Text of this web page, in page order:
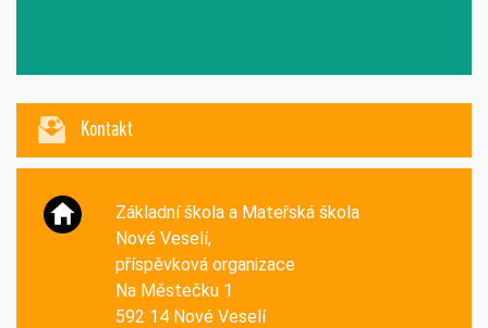
Kontakt
Základní škola a Mateřská škola
Nové Veselí,
příspěvková organizace
Na Městečku 1
592 14 Nové Veselí